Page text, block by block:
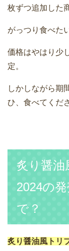
枚ずつ追加した
がっつり食べた
価格はやはり少
定。
しかしながら期
ひ、食べてくだ
炙り醤油
2024の
で？
炙り醤油風トリ